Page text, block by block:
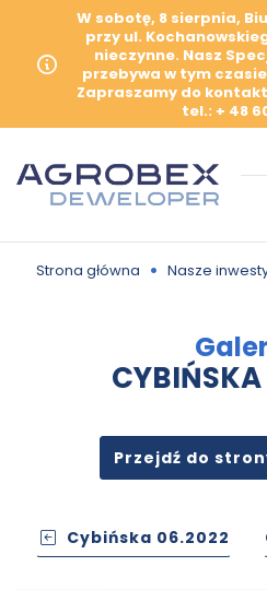
W sobotę, 8 sierpnia,
przy ul.
nieczynne. Nasz
przebywa w tym
Zapraszamy do
tel.: + 48
Strona główna • Nasze
Przejdź do
Cybińska 06.2022